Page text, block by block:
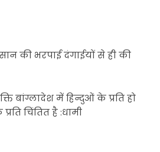
की भरपाई दंगाईयों से ही की
बांग्लादेश में हिन्दुओं के प्रति हो
चिंतित है :धामी